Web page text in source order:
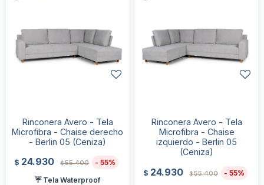
Rinconera Avero - Tela
Microfibra - Chaise derecho
- Berlin 05 (Ceniza)
$ 24.930 $55.400
55
☔ Tela Waterproof
Rinconera Avero - Tela
Microfibra - Chaise
izquierdo - Berlin 05
(Ceniza)
$ 24.930 $55.400 55